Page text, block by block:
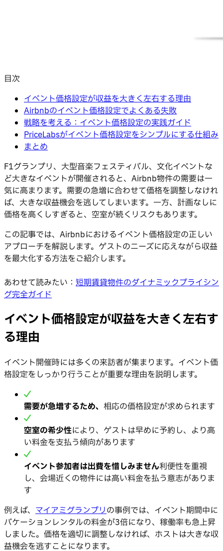
目次
イベント価格設定が収益を大きく左右する理由
Airbnbのイベント価格設定でよくある失敗
戦略を考える：イベント価格設定の実践ガイド
PriceLabsがイベント価格設定をシンプルにする仕組み
まとめ
F1グランプリ、大型音楽フェスティバル、文化イベントな
ど大きなイベントが開催されると、Airbnb物件の需要は一
気に高まります。需要の急増に合わせて価格を調整しなけれ
ば、大きな収益機会を逃してしまいます。一方、計画なしに
価格を高くしすぎると、空室が続くリスクもあります。
この記事では、Airbnbにおけるイベント価格設定の正しい
アプローチを解説します。ゲストのニーズに応えながら収益
を最大化する方法をご紹介します。
あわせて読みたい： 短期賃貸物件のダイナミックプライシン
グ完全ガイド
イベント価格設定が収益を大きく左右す
る理由
イベント開催時には多くの来訪者が集まります。イベント価
格設定をしっかり行うことが重要な理由を説明します。
需要が急増するため、 相応の価格設定が求められます
空室の希少性により、ゲストは早めに予約し、より高
い料金を支払う傾向があります
イベント参加者は出費を惜しみません利便性を重視
し、会場近くの物件には高い料金を払う意志がありま
す
例えば、 マイアミグランプリの事例では、イベント期間中に
バケーションレンタルの料金が3倍になり、稼働率も急上昇
しました。価格を適切に調整しなければ、ホストは大きな収
益機会を逃すことになります。